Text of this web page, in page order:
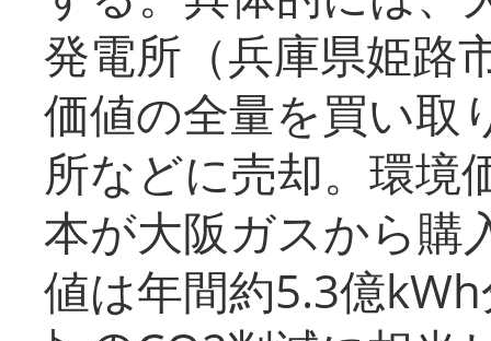
発電所（兵庫県姫路
価値の全量を買い取
所などに売却。環境
本が大阪ガスから購
値は年間約5.3億